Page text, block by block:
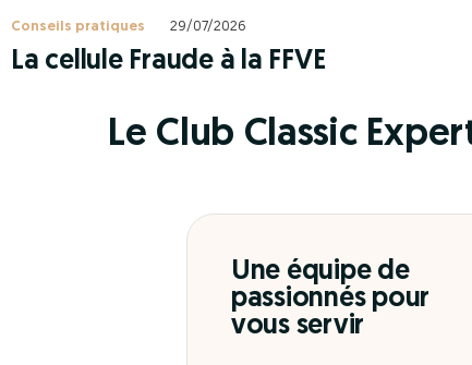
Conseils pratiques 29/07/2026
La cellule Fraude à la FFVE
Le Club Classic
Une équipe de
passionnés pour
vous servir